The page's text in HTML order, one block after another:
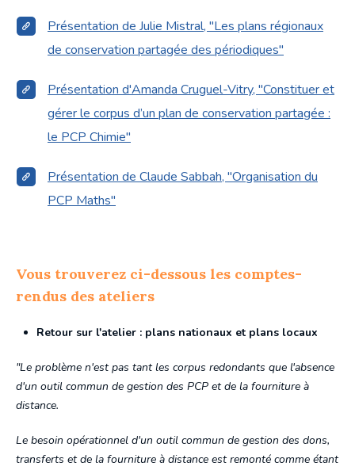
Présentation de Julie Mistral, "Les plans régionaux
de conservation partagée des périodiques"
Présentation d'Amanda Cruguel-Vitry, "Constituer et
gérer le corpus d’un plan de conservation partagée :
le PCP Chimie"
Présentation de Claude Sabbah, "Organisation du
PCP Maths"
Vous trouverez ci-dessous les comptes-
rendus des ateliers
Retour sur l'atelier : plans nationaux et plans locaux
"Le problème n'est pas tant les corpus redondants que l'absence
d'un outil commun de gestion des PCP et de la fourniture à
distance.
Le besoin opérationnel d'un outil commun de gestion des dons,
transferts et de la fourniture à distance est remonté comme étant